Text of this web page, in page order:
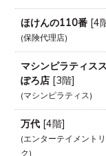
ほけんの110番 [4
保険代理店
マシンピラティス
ぽろ店 [3階]
マシンピラティス
万代 [4階]
エンターテイメント
ク